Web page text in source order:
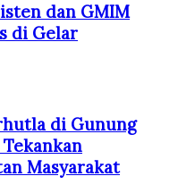
dan GMIM
di Gelar
di Gunung
Masyarakat